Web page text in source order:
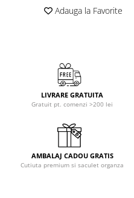
Adauga la Favorite
LIVRARE GRATUITA
Gratuit pt. comenzi >200 lei
AMBALAJ CADOU GRATIS
Cutiuta premium si saculet organza